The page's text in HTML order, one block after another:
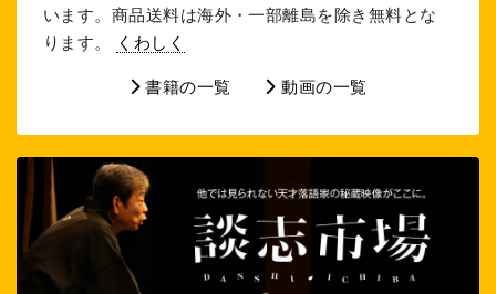
います。商品送料は海外・一部離島を除き無料とな
ります。
くわしく
書籍の一覧 動画の一覧